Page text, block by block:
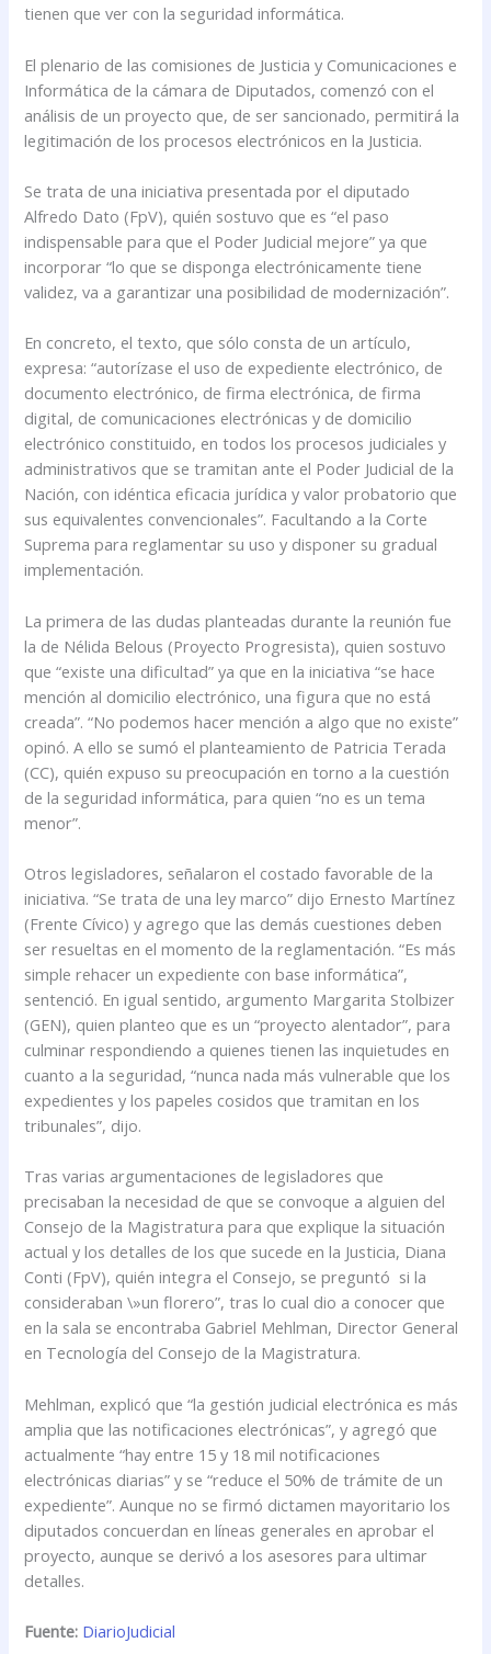
tienen que ver con la seguridad informática.
El plenario de las comisiones de Justicia y Comunicaciones e
Informática de la cámara de Diputados, comenzó con el
análisis de un proyecto que, de ser sancionado, permitirá la
legitimación de los procesos electrónicos en la Justicia.
Se trata de una iniciativa presentada por el diputado
Alfredo Dato (FpV), quién sostuvo que es “el paso
indispensable para que el Poder Judicial mejore” ya que
incorporar “lo que se disponga electrónicamente tiene
validez, va a garantizar una posibilidad de modernización”.
En concreto, el texto, que sólo consta de un artículo,
expresa: “autorízase el uso de expediente electrónico, de
documento electrónico, de firma electrónica, de firma
digital, de comunicaciones electrónicas y de domicilio
electrónico constituido, en todos los procesos judiciales y
administrativos que se tramitan ante el Poder Judicial de la
Nación, con idéntica eficacia jurídica y valor probatorio que
sus equivalentes convencionales”. Facultando a la Corte
Suprema para reglamentar su uso y disponer su gradual
implementación.
La primera de las dudas planteadas durante la reunión fue
la de Nélida Belous (Proyecto Progresista), quien sostuvo
que “existe una dificultad” ya que en la iniciativa “se hace
mención al domicilio electrónico, una figura que no está
creada”. “No podemos hacer mención a algo que no existe”
opinó. A ello se sumó el planteamiento de Patricia Terada
(CC), quién expuso su preocupación en torno a la cuestión
de la seguridad informática, para quien “no es un tema
menor”.
Otros legisladores, señalaron el costado favorable de la
iniciativa. “Se trata de una ley marco” dijo Ernesto Martínez
(Frente Cívico) y agrego que las demás cuestiones deben
ser resueltas en el momento de la reglamentación. “Es más
simple rehacer un expediente con base informática”,
sentenció. En igual sentido, argumento Margarita Stolbizer
(GEN), quien planteo que es un “proyecto alentador”, para
culminar respondiendo a quienes tienen las inquietudes en
cuanto a la seguridad, “nunca nada más vulnerable que los
expedientes y los papeles cosidos que tramitan en los
tribunales”, dijo.
Tras varias argumentaciones de legisladores que
precisaban la necesidad de que se convoque a alguien del
Consejo de la Magistratura para que explique la situación
actual y los detalles de los que sucede en la Justicia, Diana
Conti (FpV), quién integra el Consejo, se preguntó si la
consideraban \»un florero”, tras lo cual dio a conocer que
en la sala se encontraba Gabriel Mehlman, Director General
en Tecnología del Consejo de la Magistratura.
Mehlman, explicó que “la gestión judicial electrónica es más
amplia que las notificaciones electrónicas”, y agregó que
actualmente “hay entre 15 y 18 mil notificaciones
electrónicas diarias” y se “reduce el 50% de trámite de un
expediente”. Aunque no se firmó dictamen mayoritario los
diputados concuerdan en líneas generales en aprobar el
proyecto, aunque se derivó a los asesores para ultimar
detalles.
Fuente: DiarioJudicial